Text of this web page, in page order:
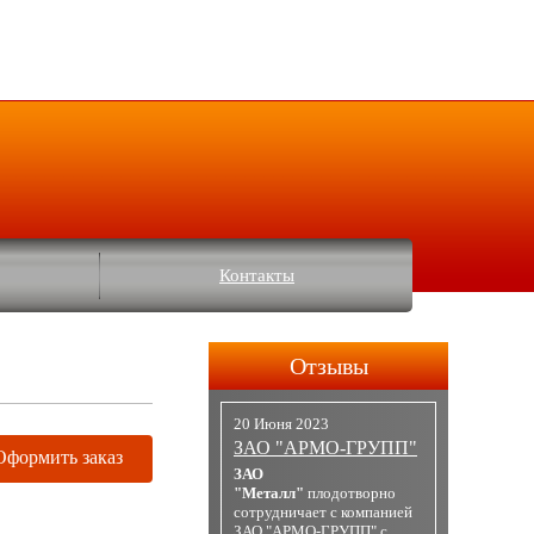
Контакты
заказ
Отзывы
20 Июня 2023
ЗАО "АРМО-ГРУПП"
ЗАО
"Металл" плодотворно
сотрудничает с компанией